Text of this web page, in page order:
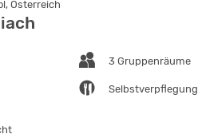
Österreich
3 Gruppenräume
Selbstverpflegung